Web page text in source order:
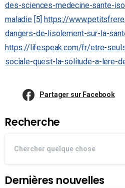
des-sciences-medecine-sante-
maladie [5] https://
dangers-de-lisolement-sur-la-
https://lifespeak.com/fr/etre-
sociale-quest-la-solitude-a-lere-
Partager sur Facebook
Recherche
Dernières nouvelles